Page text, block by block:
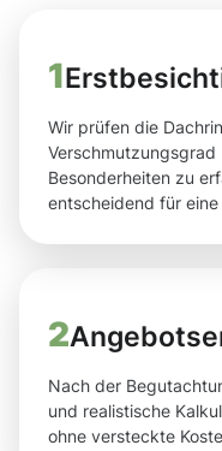
1
Wir prüfen die
Besonderheiten zu
entscheidend für
2
Nach der
und realistische
ohne versteckte